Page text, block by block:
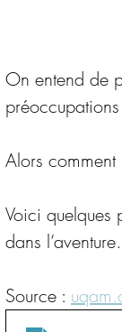
On entend de
Alors comment
Voici quelques
dans
Source :